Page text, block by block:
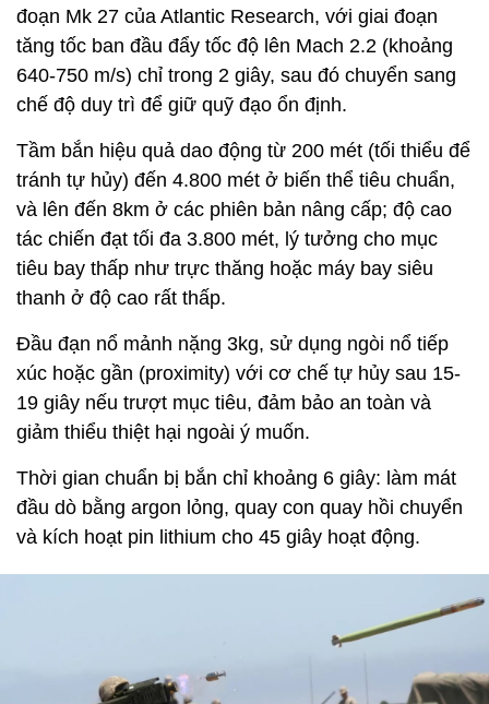
đoạn Mk 27 của Atlantic Research, với giai đoạn
tăng tốc ban đầu đẩy tốc độ lên Mach 2.2 (khoảng
640-750 m/s) chỉ trong 2 giây, sau đó chuyển sang
chế độ duy trì để giữ quỹ đạo ổn định.
Tầm bắn hiệu quả dao động từ 200 mét (tối thiểu để
tránh tự hủy) đến 4.800 mét ở biến thể tiêu chuẩn,
và lên đến 8km ở các phiên bản nâng cấp; độ cao
tác chiến đạt tối đa 3.800 mét, lý tưởng cho mục
tiêu bay thấp như trực thăng hoặc máy bay siêu
thanh ở độ cao rất thấp.
Đầu đạn nổ mảnh nặng 3kg, sử dụng ngòi nổ tiếp
xúc hoặc gần (proximity) với cơ chế tự hủy sau 15-
19 giây nếu trượt mục tiêu, đảm bảo an toàn và
giảm thiểu thiệt hại ngoài ý muốn.
Thời gian chuẩn bị bắn chỉ khoảng 6 giây: làm mát
đầu dò bằng argon lỏng, quay con quay hồi chuyển
và kích hoạt pin lithium cho 45 giây hoạt động.